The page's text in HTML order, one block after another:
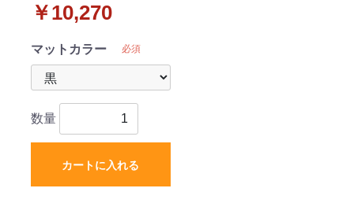
ーマット DXシリーズ 社
￥10,270
マットカラー 必須
数量
カートに入れる